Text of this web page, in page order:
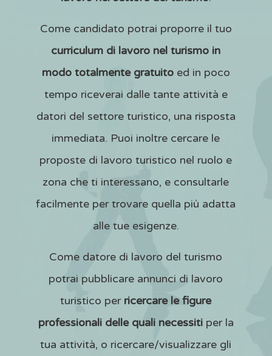
Come candidato potrai proporre il tuo
curriculum di lavoro nel turismo in
modo totalmente gratuitoed in poco
tempo riceverai dalle tante attività e
datori del settore turistico, una risposta
immediata. Puoi inoltre cercare le
proposte di lavoro turistico nel ruolo e
zona che ti interessano, e consultarle
facilmente per trovare quella più adatta
alle tue esigenze.
Come datore di lavoro del turismo
potrai pubblicare annunci di lavoro
turistico perricercare le figure
professionali delle quali necessiti per la
tua attività, o ricercare/visualizzare gli